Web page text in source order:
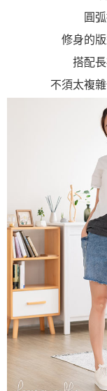
圓
修身的
搭配
不須太複